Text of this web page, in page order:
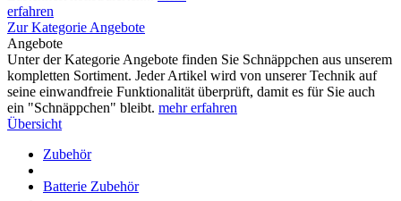
erfahren
Zur Kategorie Angebote
Angebote
Unter der Kategorie Angebote finden Sie Schnäppchen aus unserem
kompletten Sortiment. Jeder Artikel wird von unserer Technik auf
seine einwandfreie Funktionalität überprüft, damit es für Sie auch
ein "Schnäppchen" bleibt. mehr erfahren
Übersicht
Zubehör
Batterie Zubehör